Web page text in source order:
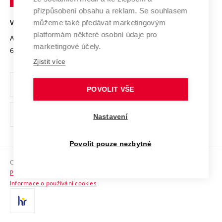
Open Science
Projekty
Projekty ze strukturálních fondů
Specifický výzkum
Univerzitní sítě
Bezpečná univerzita
Vyznamenání
Organizační struktura
Ochrana osobních údajů
odkaz)
Sociální bezpečí
HR Award
Kontakty
VYSOKÉ UČENÍ TECHNICKÉ V BRNĚ
Antonínská 548/1
602 00 Brno
www.vut.cz
vut@vutbr.cz
Copyright © 2026 VUT
Prohlášení o přístupnosti
Informace o používání cookies
přizpůsobení obsahu a reklam. Se souhlasem
můžeme také předávat marketingovým
platformám některé osobní údaje pro
marketingové účely.
Zjistit více
POVOLIT VŠE
Nastavení
Povolit pouze nezbytné